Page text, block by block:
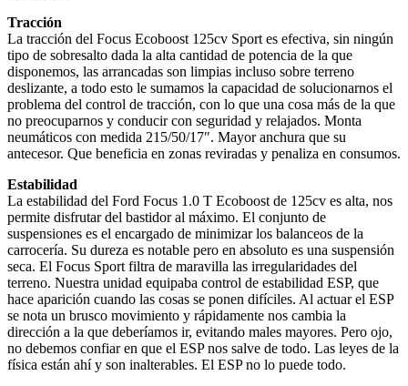
Tracción
La tracción del Focus Ecoboost 125cv Sport es efectiva, sin ningún
tipo de sobresalto dada la alta cantidad de potencia de la que
disponemos, las arrancadas son limpias incluso sobre terreno
deslizante, a todo esto le sumamos la capacidad de solucionarnos el
problema del control de tracción, con lo que una cosa más de la que
no preocuparnos y conducir con seguridad y relajados. Monta
neumáticos con medida 215/50/17″. Mayor anchura que su
antecesor. Que beneficia en zonas reviradas y penaliza en consumos.
Estabilidad
La estabilidad del Ford Focus 1.0 T Ecoboost de 125cv es alta, nos
permite disfrutar del bastidor al máximo. El conjunto de
suspensiones es el encargado de minimizar los balanceos de la
carrocería. Su dureza es notable pero en absoluto es una suspensión
seca. El Focus Sport filtra de maravilla las irregularidades del
terreno. Nuestra unidad equipaba control de estabilidad ESP, que
hace aparición cuando las cosas se ponen difíciles. Al actuar el ESP
se nota un brusco movimiento y rápidamente nos cambia la
dirección a la que deberíamos ir, evitando males mayores. Pero ojo,
no debemos confiar en que el ESP nos salve de todo. Las leyes de la
física están ahí y son inalterables. El ESP no lo puede todo.